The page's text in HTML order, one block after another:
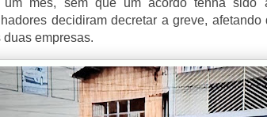
um mês, sem que um acordo tenha sido
decidiram decretar a greve,
empresas.